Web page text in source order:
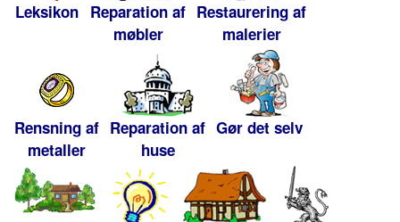
Leksikon Reparation af
møbler
Restaurering af
malerier
Rensning af
metaller
Reparation af
huse
Gør det selv